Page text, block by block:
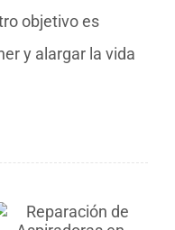
objetivo es
y alargar la vida